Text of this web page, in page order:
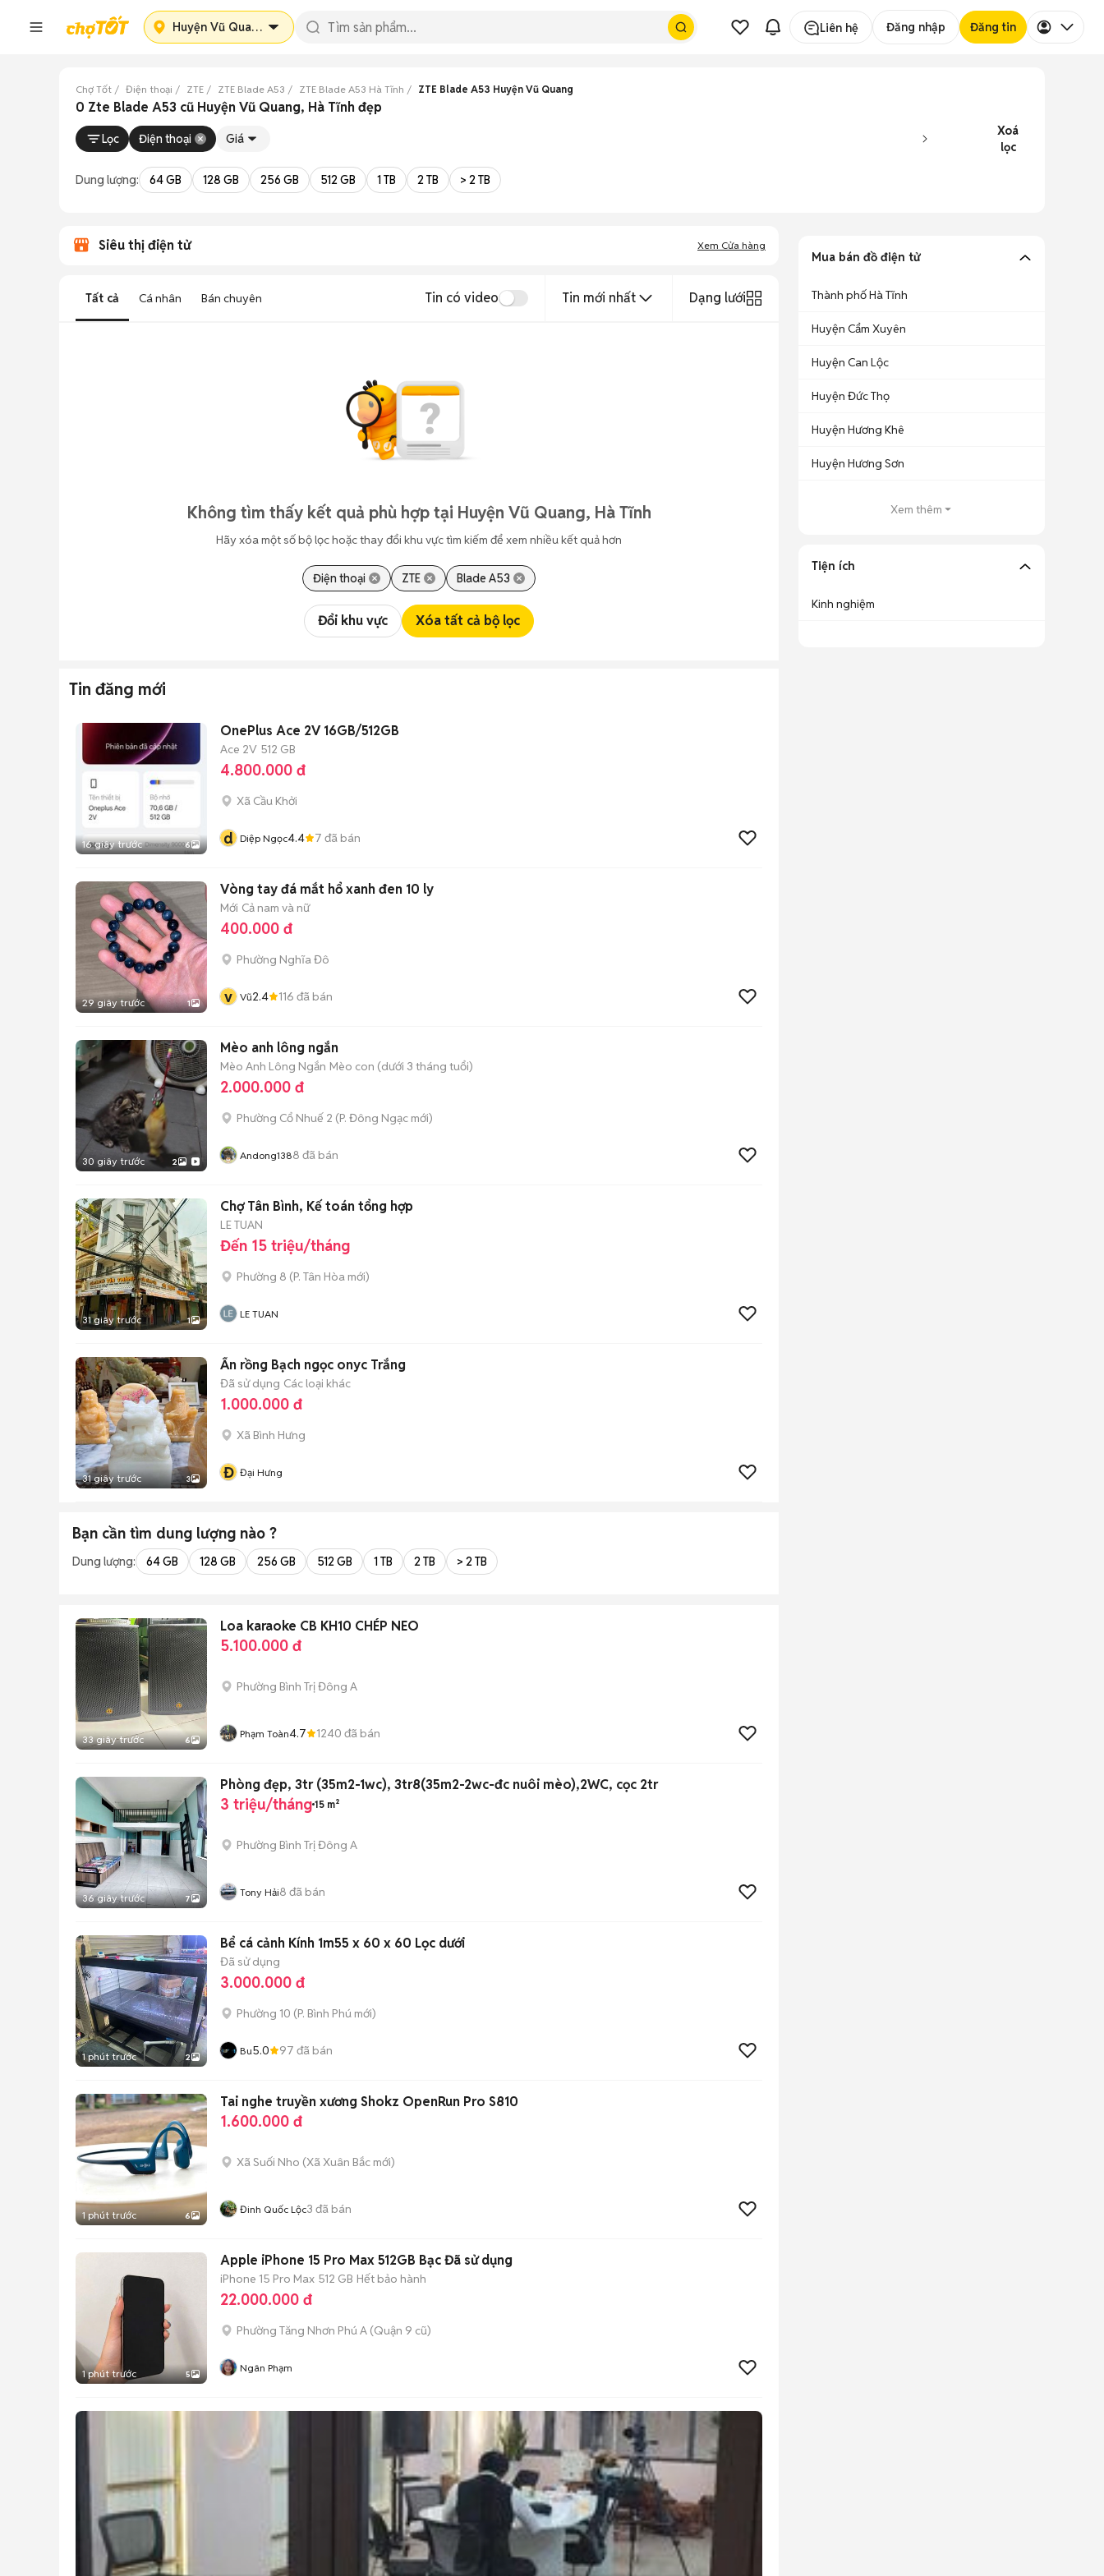
Huyện Vũ Quang Liên hệ Đăng nhập Đăng tin
Chợ Tốt Điện thoại ZTE ZTE Blade A53 ZTE Blade A53 Hà Tĩnh ZTE Blade A53 Huyện Vũ Quang
0 Zte Blade A53 cũ Huyện Vũ Quang, Hà Tĩnh đẹp
Lọc Điện thoại Giá
Xoá
lọc
Dung lượng: 64 GB 128 GB 256 GB 512 GB 1 TB 2 TB > 2 TB
Siêu thị điện tử Xem Cửa hàng
Tất cả Cá nhân Bán chuyên Tin có video Tin mới nhất Dạng lưới
Không tìm thấy kết quả phù hợp tại Huyện Vũ Quang, Hà Tĩnh
Hãy xóa một số bộ lọc hoặc thay đổi khu vực tìm kiếm để xem nhiều kết quả hơn
Điện thoại ZTE Blade A53
Đổi khu vực Xóa tất cả bộ lọc
Tin đăng mới
16 giây trước 6
OnePlus Ace 2V 16GB/512GB
Ace 2V 512 GB
4.800.000 đ
Xã Cầu Khởi
d Diệp Ngọc4.4 7 đã bán
29 giây trước 1
Vòng tay đá mắt hổ xanh đen 10 ly
Mới Cả nam và nữ
400.000 đ
Phường Nghĩa Đô
v Vũ2.4 116 đã bán
30 giây trước 2
Mèo anh lông ngắn
Mèo Anh Lông Ngắn Mèo con (dưới 3 tháng tuổi)
2.000.000 đ
Phường Cổ Nhuế 2 (P. Đông Ngạc mới)
Andong1388 đã bán
31 giây trước 1
Chợ Tân Bình, Kế toán tổng hợp
LE TUAN
Đến 15 triệu/tháng
Phường 8 (P. Tân Hòa mới)
LE TUAN
31 giây trước 3
Ấn rồng Bạch ngọc onyc Trắng
Đã sử dụng Các loại khác
1.000.000 đ
Xã Bình Hưng
Đ Đại Hưng
Bạn cần tìm dung lượng nào ?
Dung lượng: 64 GB 128 GB 256 GB 512 GB 1 TB 2 TB > 2 TB
33 giây trước 6
Loa karaoke CB KH10 CHÉP NEO
5.100.000 đ
Phường Bình Trị Đông A
Phạm Toàn4.7 1240 đã bán
36 giây trước 7
Phòng đẹp, 3tr (35m2-1wc), 3tr8(35m2-2wc-đc nuôi mèo),2WC, cọc 2tr
3 triệu/tháng 15 m²
Phường Bình Trị Đông A
Tony Hải8 đã bán
1 phút trước 2
Bể cá cảnh Kính 1m55 x 60 x 60 Lọc dưới
Đã sử dụng
3.000.000 đ
Phường 10 (P. Bình Phú mới)
Bu5.0 97 đã bán
1 phút trước 6
Tai nghe truyền xương Shokz OpenRun Pro S810
1.600.000 đ
Xã Suối Nho (Xã Xuân Bắc mới)
Đinh Quốc Lộc3 đã bán
1 phút trước 5
Apple iPhone 15 Pro Max 512GB Bạc Đã sử dụng
iPhone 15 Pro Max 512 GB Hết bảo hành
22.000.000 đ
Phường Tăng Nhơn Phú A (Quận 9 cũ)
Ngân Phạm
Mua bán đồ điện tử
Thành phố Hà Tĩnh
Huyện Cẩm Xuyên
Huyện Can Lộc
Huyện Đức Thọ
Huyện Hương Khê
Huyện Hương Sơn
Xem thêm
Tiện ích
Kinh nghiệm